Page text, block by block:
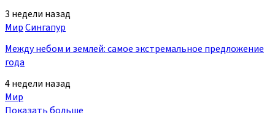
3 недели назад
МирСингапур
Между небом и землей: самое экстремальное предложение
года
4 недели назад
Мир